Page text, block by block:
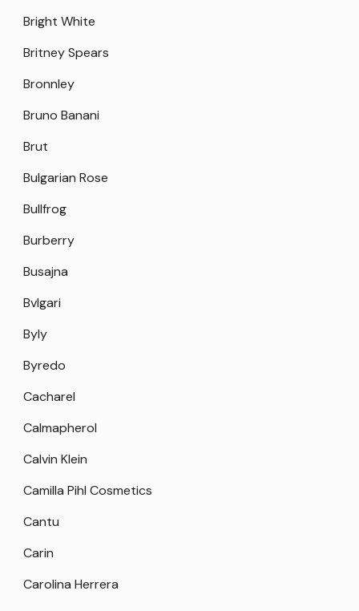
Bright White
Britney Spears
Bronnley
Bruno Banani
Brut
Bulgarian Rose
Bullfrog
Burberry
Busajna
Bvlgari
Byly
Byredo
Cacharel
Calmapherol
Calvin Klein
Camilla Pihl Cosmetics
Cantu
Carin
Carolina Herrera